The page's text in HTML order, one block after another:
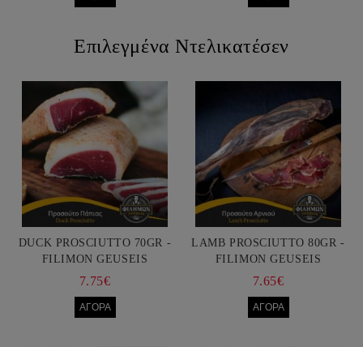
Επιλεγμένα Ντελικατέσεν
DUCK PROSCIUTTO 70GR -
FILIMON GEUSEIS
7.75€
LAMB PROSCIUTTO 80GR -
FILIMON GEUSEIS
7.65€